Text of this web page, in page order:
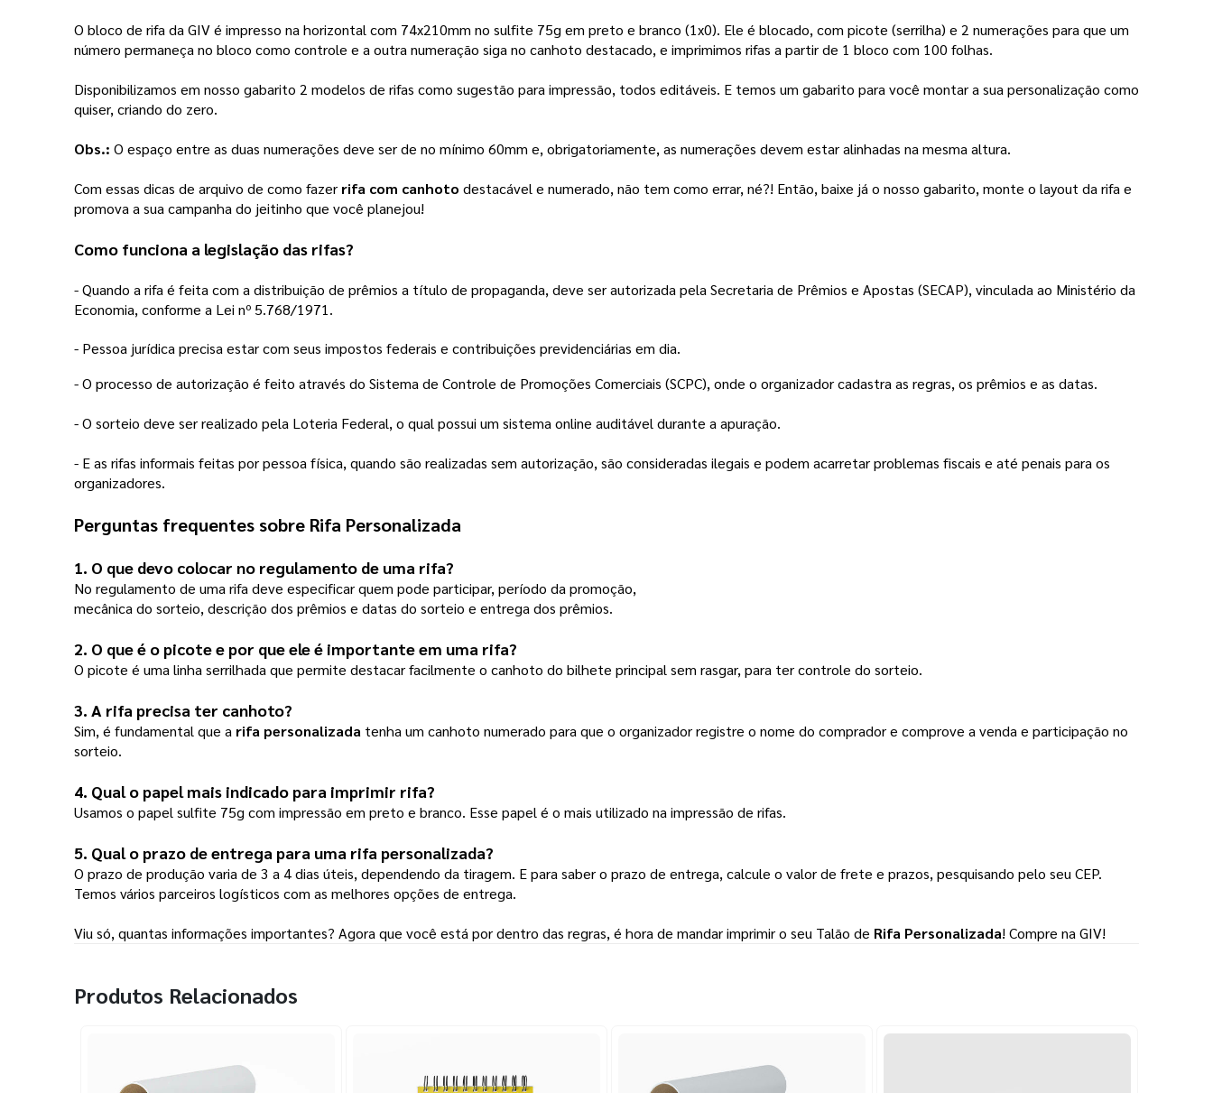
O bloco de rifa da GIV é impresso na horizontal com 74x210mm no sulfite 75g em preto e branco (1x0). Ele é blocado, com picote (serrilha) e 2 numerações para que um
número permaneça no bloco como controle e a outra numeração siga no canhoto destacado, e imprimimos rifas a partir de 1 bloco com 100 folhas.
Disponibilizamos em nosso gabarito 2 modelos de rifas como sugestão para impressão, todos editáveis. E temos um gabarito para você montar a sua personalização como
quiser, criando do zero.
Obs.: O espaço entre as duas numerações deve ser de no mínimo 60mm e, obrigatoriamente, as numerações devem estar alinhadas na mesma altura.
Com essas dicas de arquivo de como fazer rifa com canhoto destacável e numerado, não tem como errar, né?! Então, baixe já o nosso gabarito, monte o layout da rifa e
promova a sua campanha do jeitinho que você planejou!
Como funciona a legislação das rifas?
- Quando a rifa é feita com a distribuição de prêmios a título de propaganda, deve ser autorizada pela Secretaria de Prêmios e Apostas (SECAP), vinculada ao Ministério da
Economia, conforme a Lei nº 5.768/1971.
- Pessoa jurídica precisa estar com seus impostos federais e contribuições previdenciárias em dia.
- O processo de autorização é feito através do Sistema de Controle de Promoções Comerciais (SCPC), onde o organizador cadastra as regras, os prêmios e as datas.
- O sorteio deve ser realizado pela Loteria Federal, o qual possui um sistema online auditável durante a apuração.
- E as rifas informais feitas por pessoa física, quando são realizadas sem autorização, são consideradas ilegais e podem acarretar problemas fiscais e até penais para os
organizadores.
Perguntas frequentes sobre Rifa Personalizada
1. O que devo colocar no regulamento de uma rifa?
No regulamento de uma rifa deve especificar quem pode participar, período da promoção,
mecânica do sorteio, descrição dos prêmios e datas do sorteio e entrega dos prêmios.
2. O que é o picote e por que ele é importante em uma rifa?
O picote é uma linha serrilhada que permite destacar facilmente o canhoto do bilhete principal sem rasgar, para ter controle do sorteio.
3. A rifa precisa ter canhoto?
Sim, é fundamental que a rifa personalizada tenha um canhoto numerado para que o organizador registre o nome do comprador e comprove a venda e participação no
sorteio.
4. Qual o papel mais indicado para imprimir rifa?
Usamos o papel sulfite 75g com impressão em preto e branco. Esse papel é o mais utilizado na impressão de rifas.
5. Qual o prazo de entrega para uma rifa personalizada?
O prazo de produção varia de 3 a 4 dias úteis, dependendo da tiragem. E para saber o prazo de entrega, calcule o valor de frete e prazos, pesquisando pelo seu CEP.
Temos vários parceiros logísticos com as melhores opções de entrega.
Viu só, quantas informações importantes? Agora que você está por dentro das regras, é hora de mandar imprimir o seu Talão de Rifa Personalizada! Compre na GIV!
Produtos Relacionados